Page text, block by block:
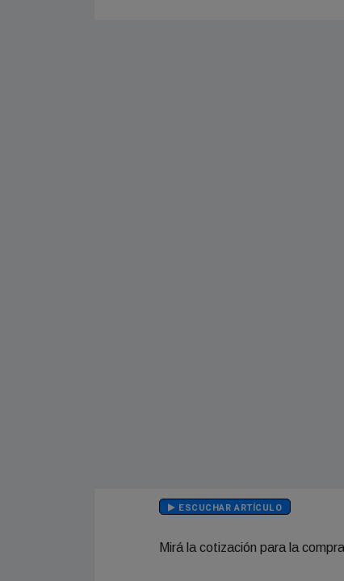
ESCUCHAR ARTÍCULO
Mirá la cotización para la